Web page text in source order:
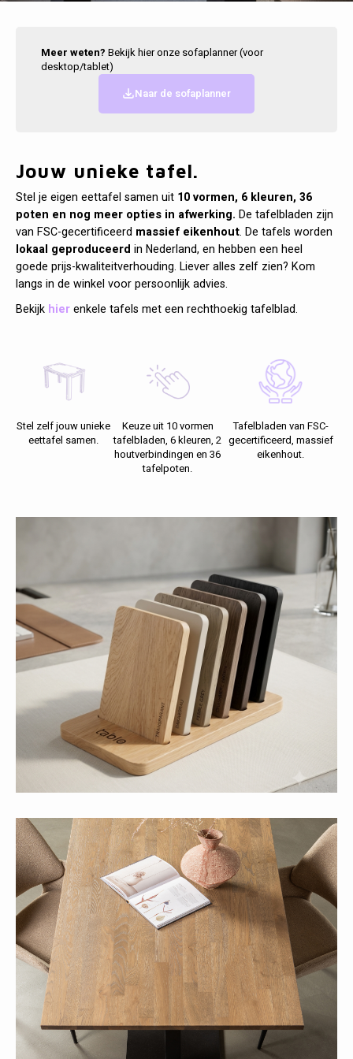
Belvedere
Isla Sofa
Daydream XL
Kussens
Kaartjes
Textiel
Kerst
Geurstokjes
Bloempotten
Meer weten? Bekijk hier onze sofaplanner (voor
desktop/tablet)
Naar de sofaplanner
Jouw unieke tafel.
Stel je eigen eettafel samen uit 10 vormen, 6 kleuren, 36
poten en nog meer opties in afwerking. De tafelbladen zijn
van FSC-gecertificeerd massief eikenhout. De tafels worden
lokaal geproduceerd in Nederland, en hebben een heel
goede prijs-kwaliteitverhouding. Liever alles zelf zien? Kom
langs in de winkel voor persoonlijk advies.
Bekijk hierenkele tafels met een rechthoekig tafelblad.
Stel zelf jouw unieke
eettafel samen.
Keuze uit 10 vormen
tafelbladen, 6 kleuren, 2
houtverbindingen en 36
tafelpoten.
Tafelbladen van FSC-
gecertificeerd, massief
eikenhout.